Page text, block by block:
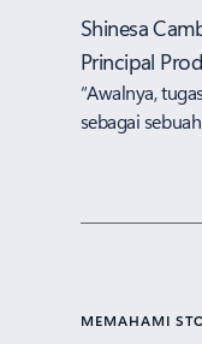
Shinesa
Principal
“Awalnya,
sebagai
MEMAHAMI